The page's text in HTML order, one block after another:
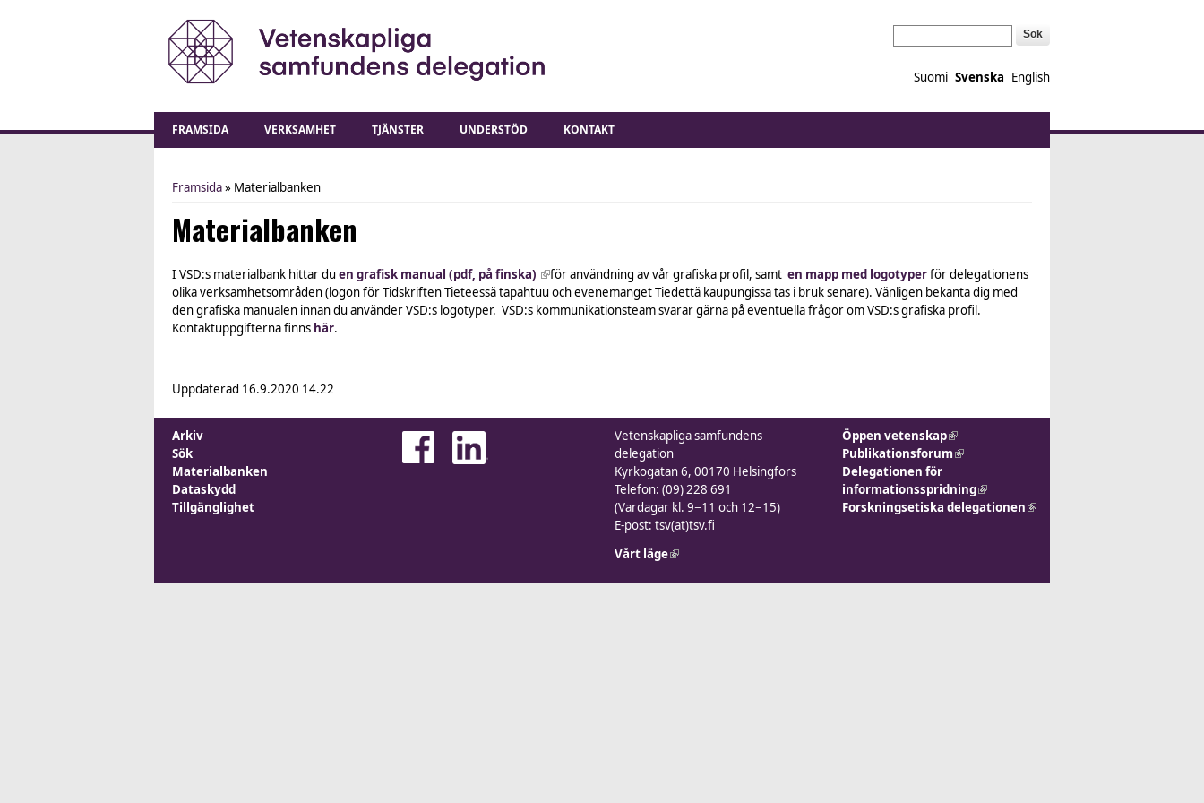
Suomi Svenska English
FRAMSIDA VERKSAMHET TJÄNSTER UNDERSTÖD KONTAKT
Framsida» Materialbanken
Materialbanken
I VSD:s materialbank hittar duen grafisk manual (pdf, på finska) (link is external)
för användning av vår grafiska profil, samt en mapp med logotyperför delegationens
olika verksamhetsområden (logon för Tidskriften Tieteessä tapahtuu och evenemanget Tiedettä kaupungissa tas i bruk senare). Vänligen bekanta dig med
den grafiska manualen innan du använder VSD:s logotyper. VSD:s kommunikationsteam svarar gärna på eventuella frågor om VSD:s grafiska profil.
Kontaktuppgifterna finns här.
Uppdaterad 16.9.2020 14.22
Arkiv
Sök
Materialbanken
Dataskydd
Tillgänglighet
Vetenskapliga samfundens
delegation
Kyrkogatan 6, 00170 Helsingfors
Telefon: (09) 228 691
(Vardagar kl. 9−11 och 12−15)
E-post: tsv(at)tsv.fi
Vårt läge(link is external)
Öppen vetenskap(link is external)
Publikationsforum(link is
Delegationen för
informationsspridning(link is
external)
Forskningsetiska delegationen(link is